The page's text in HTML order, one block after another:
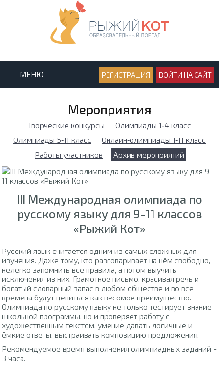
МЕНЮ РЕГИСТРАЦИЯ ВОЙТИ НА САЙТ
Мероприятия
Творческие конкурсы
Олимпиады 1‑4 класс
Олимпиады 5‑11 класс
Онлайн‑олимпиады 1‑11 класс
Работы участников
Архив мероприятий
III Международная олимпиада по
русскому языку для 9-11 классов
«Рыжий Кот»
Русский язык считается одним из самых сложных для
изучения. Даже тому, кто разговаривает на нём свободно,
нелегко запомнить все правила, а потом выучить
исключения из них. Грамотное письмо, красивая речь и
богатый словарный запас в любом обществе и во все
времена будут цениться как весомое преимущество.
Олимпиада по русскому языку не только тестирует знание
школьной программы, но и проверяет работу с
художественным текстом, умение давать логичные и
ёмкие ответы, выстраивать композицию предложения.
Рекомендуемое время выполнения олимпиадных заданий -
3 часа.